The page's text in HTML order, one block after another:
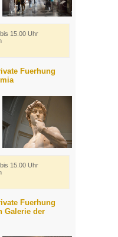
15.00 Uhr
Fuerhung
15.00 Uhr
Fuerhung
Galerie der